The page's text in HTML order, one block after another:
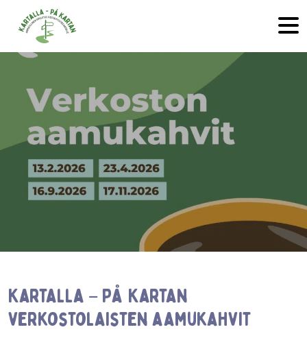
Hyppää sisältöön
Kartalla – På Kartan
verkostolaisten aamukahvit